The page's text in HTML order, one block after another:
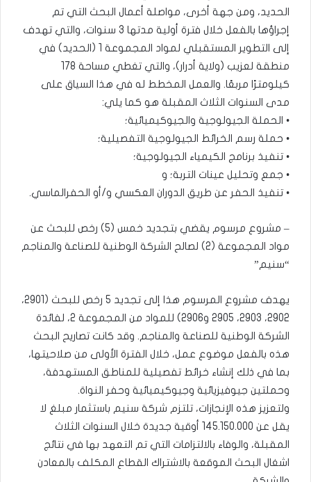
الحديد، ومن جهة أخرى، مواصلة أعمال البحث التي تم
إجراؤها بالفعل خلال فترة أولية مدتها 3 سنوات، والتي تهدف
إلى التطوير المستقبلي لمواد المجموعة 1 (الحديد) في
منطقة لعزيب (ولاية أدرار)، والتي تغطي مساحة 178
كيلومترًا مربعًا. والعمل المخطط له في هذا السياق على
مدى السنوات الثلاث المقبلة هو كما يلي:
• الحملة الجيولوجية والجيوكيميائية؛
• حملة رسم الخرائط الجيولوجية التفصيلية؛
• تنفيذ برنامج الكيمياء الجيولوجية؛
• جمع وتحليل عينات التربة؛ و
• تنفيذ الحفر عن طريق الدوران العكسي و/أو الحفرالماسي.
– مشروع مرسوم يقضي بتجديد خمس (5) رخص للبحث عن
مواد المجموعة (2) لصالح الشركة الوطنية للصناعة والمناجم
“سنيم”
يهدف مشروع المرسوم هذا إلى تجديد 5 رخص للبحث (2901،
2902، 2903، 2905 و2906) للمواد من المجموعة 2، لفائدة
الشركة الوطنية للصناعة والمناجم. وقد كانت تصاريح البحث
هذه بالفعل موضوع عمل، خلال الفترة الأولى من صلاحيتها،
بما في ذلك إنشاء خرائط تفصيلية للمناطق المستهدفة،
وحملتين جيوفيزيائية وجيوكيميائية وحفر النواة.
ولتعزيز هذه الإنجازات، تلتزم شركة سنيم باستثمار مبلغ لا
يقل عن 145.150.000 أوقية جديدة خلال السنوات الثلاث
المقبلة، والوفاء بالالتزامات التي تم التعهد بها في نتائج
اشغال البحث الموقعة بالاشتراك القطاع المكلف بالمعادن